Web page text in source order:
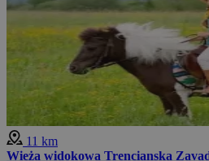
11 km
Wieża widokowa Trencianska